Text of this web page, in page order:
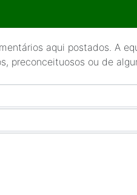
aqui postados. A
preconceituosos ou de